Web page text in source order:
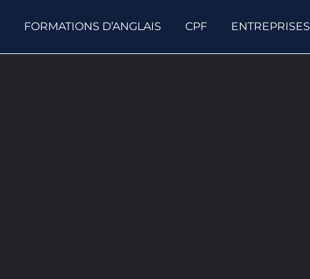
FORMATIONS D’ANGLAIS CPF ENTREPRISES